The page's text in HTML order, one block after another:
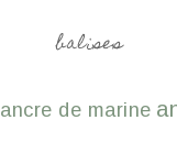
balises
ancre de marine